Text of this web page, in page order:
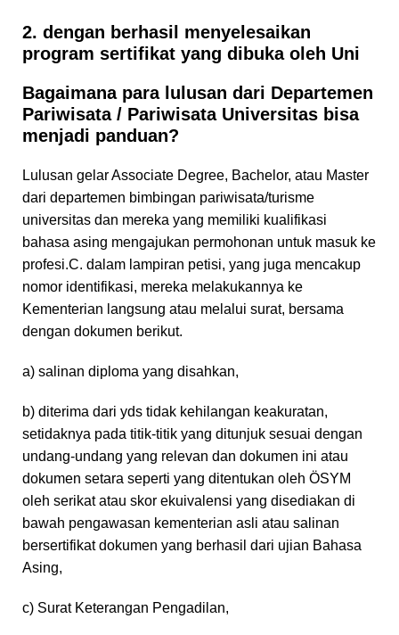
2. dengan berhasil menyelesaikan
program sertifikat yang dibuka oleh Uni
Bagaimana para lulusan dari Departemen
Pariwisata / Pariwisata Universitas bisa
menjadi panduan?
Lulusan gelar Associate Degree, Bachelor, atau Master
dari departemen bimbingan pariwisata/turisme
universitas dan mereka yang memiliki kualifikasi
bahasa asing mengajukan permohonan untuk masuk ke
profesi.C. dalam lampiran petisi, yang juga mencakup
nomor identifikasi, mereka melakukannya ke
Kementerian langsung atau melalui surat, bersama
dengan dokumen berikut.
a) salinan diploma yang disahkan,
b) diterima dari yds tidak kehilangan keakuratan,
setidaknya pada titik-titik yang ditunjuk sesuai dengan
undang-undang yang relevan dan dokumen ini atau
dokumen setara seperti yang ditentukan oleh ÖSYM
oleh serikat atau skor ekuivalensi yang disediakan di
bawah pengawasan kementerian asli atau salinan
bersertifikat dokumen yang berhasil dari ujian Bahasa
Asing,
c) Surat Keterangan Pengadilan,